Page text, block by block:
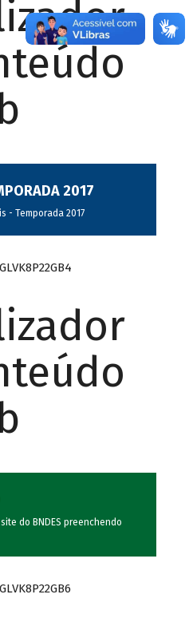
2017
- Temporada 2017
do BNDES preenchendo